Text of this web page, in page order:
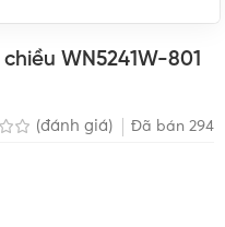
WN5241W-801
(đánh giá) Đã bán 294